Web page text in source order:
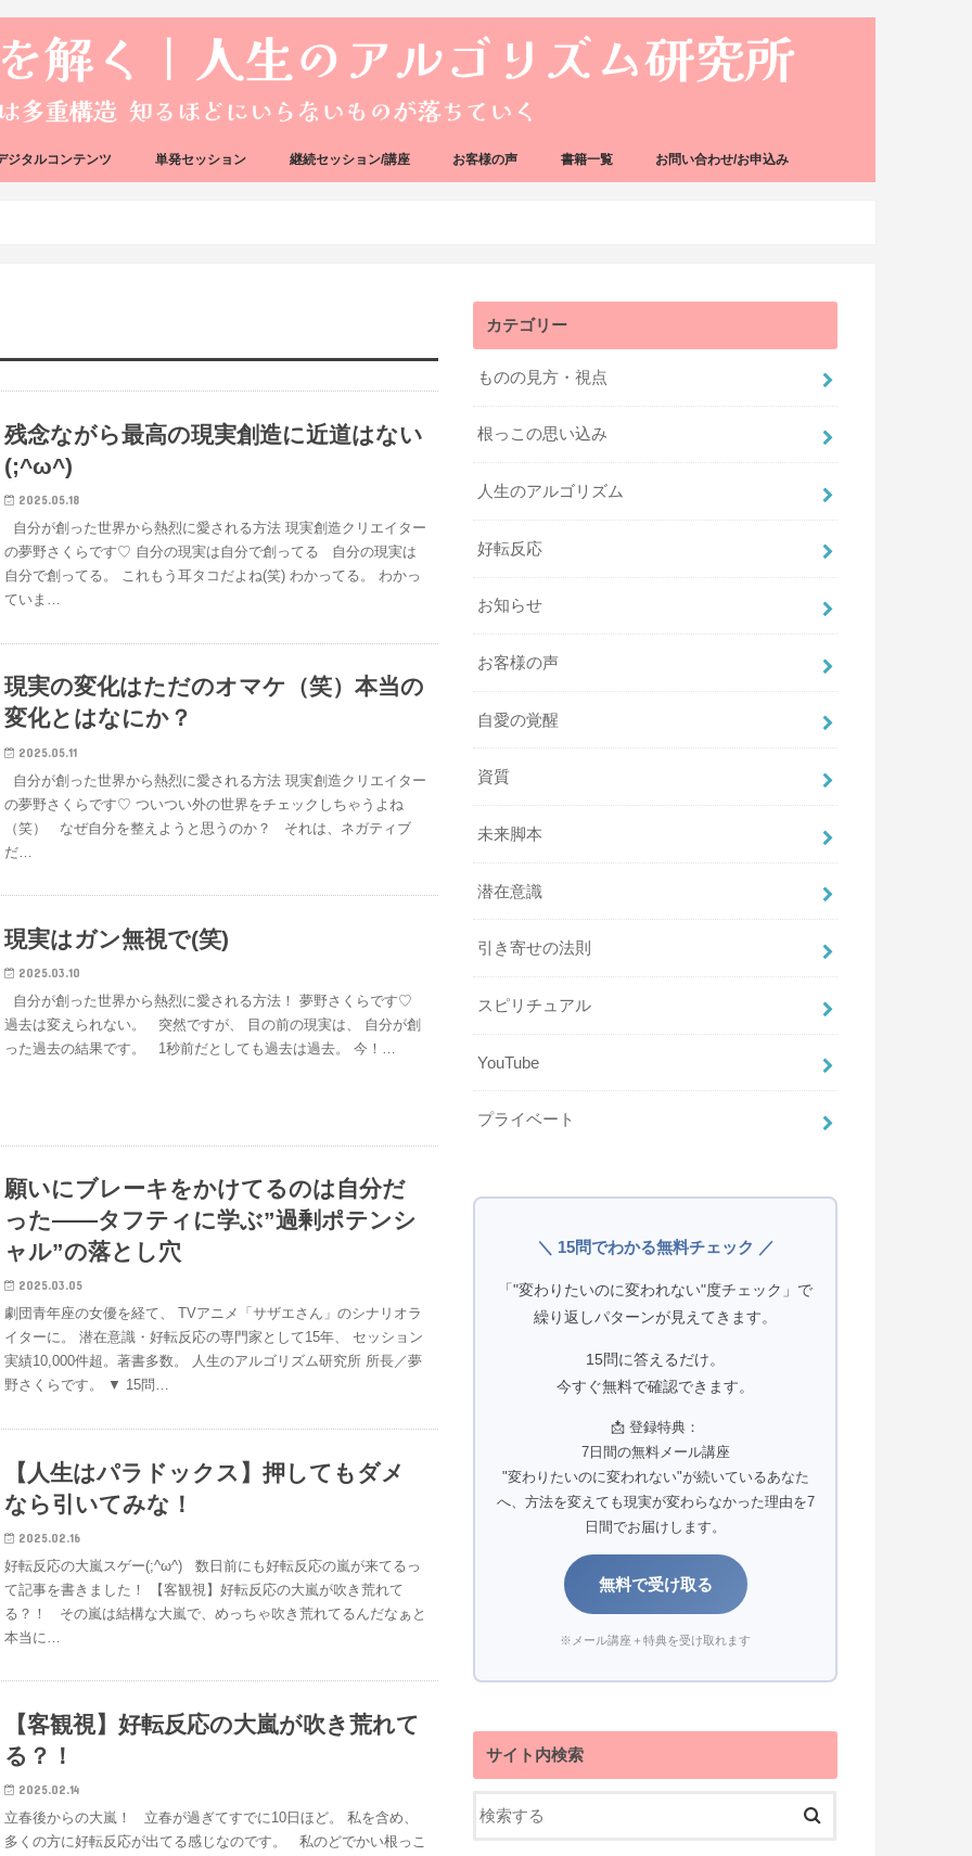
ジタルコンテンツ 単発セッション 継続セッション/講座 お客様の声 書籍一覧 お問い合わせ/お申込み
残念ながら最高の現実創造に近道はない
(;^ω^)
2025.05.18
自分が創った世界から熱烈に愛される方法 現実創造クリエイター
の夢野さくらです♡ 自分の現実は自分で創ってる 自分の現実は
自分で創ってる。 これもう耳タコだよね(笑) わかってる。 わかっ
ていま…
現実の変化はただのオマケ（笑）本当の
変化とはなにか？
2025.05.11
自分が創った世界から熱烈に愛される方法 現実創造クリエイター
の夢野さくらです♡ ついつい外の世界をチェックしちゃうよね
（笑） なぜ自分を整えようと思うのか？ それは、ネガティブ
だ…
現実はガン無視で(笑)
2025.03.10
自分が創った世界から熱烈に愛される方法！ 夢野さくらです♡
過去は変えられない。 突然ですが、 目の前の現実は、 自分が創
った過去の結果です。 1秒前だとしても過去は過去。 今！…
願いにブレーキをかけてるのは自分だ
った——タフティに学ぶ”過剰ポテンシ
ャル”の落とし穴
2025.03.05
劇団青年座の女優を経て、 TVアニメ「サザエさん」のシナリオラ
イターに。 潜在意識・好転反応の専門家として15年、 セッション
実績10,000件超。著書多数。 人生のアルゴリズム研究所 所長／夢
野さくらです。 ▼ 15問…
【人生はパラドックス】押してもダメ
なら引いてみな！
2025.02.16
好転反応の大嵐スゲー(;^ω^) 数日前にも好転反応の嵐が来てるっ
て記事を書きました！ 【客観視】好転反応の大嵐が吹き荒れて
る？！ その嵐は結構な大嵐で、めっちゃ吹き荒れてるんだなぁと
本当に…
【客観視】好転反応の大嵐が吹き荒れて
る？！
2025.02.14
立春後からの大嵐！ 立春が過ぎてすでに10日ほど。 私を含め、
多くの方に好転反応が出てる感じなのです。 私のどでかい根っこ
カテゴリー
ものの見方・視点
根っこの思い込み
人生のアルゴリズム
好転反応
お知らせ
お客様の声
自愛の覚醒
資質
未来脚本
潜在意識
引き寄せの法則
スピリチュアル
YouTube
プライベート
＼ 15問でわかる無料チェック ／
「"変わりたいのに変われない"度チェック」で
繰り返しパターンが見えてきます。
15問に答えるだけ。
今すぐ無料で確認できます。
📩 登録特典：
7日間の無料メール講座
"変わりたいのに変われない"が続いているあなた
へ、方法を変えても現実が変わらなかった理由を7
日間でお届けします。
無料で受け取る
※メール講座＋特典を受け取れます
サイト内検索